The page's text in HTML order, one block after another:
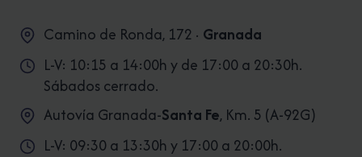
Camino de Ronda, 172 · Granada
L-V: 10:15 a 14:00h y de 17:00 a 20:30h.
Sábados cerrado.
Autovía Granada-Santa Fe, Km. 5 (A-92G)
L-V: 09:30 a 13:30h y 17:00 a 20:00h.